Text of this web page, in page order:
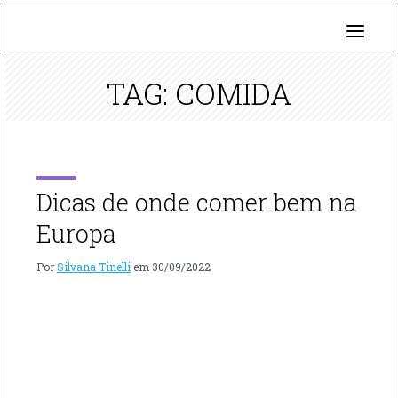
TAG: COMIDA
Dicas de onde comer bem na
Europa
PorSilvana Tinelli em 30/09/2022